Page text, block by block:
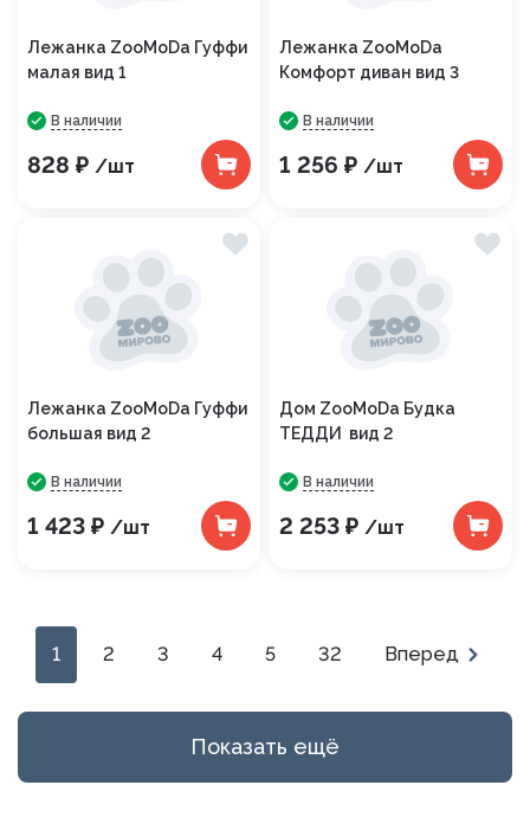
Лежанка ZooMoDa Гуффи
малая вид 1
В наличии
828 ₽ /шт
Лежанка ZooMoDa
Комфорт диван вид 3
В наличии
1 256 ₽ /шт
Лежанка ZooMoDa Гуффи
большая вид 2
В наличии
1 423 ₽ /шт
Дом ZooMoDa Будка
ТЕДДИ вид 2
В наличии
2 253 ₽ /шт
1 2 3 4 5 32 Вперед
Показать ещё